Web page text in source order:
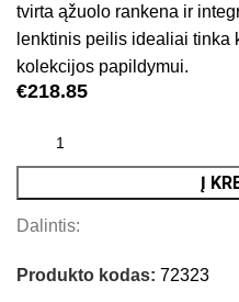
tvirta ąžuolo rankena ir
lenktinis peilis idealiai tinka
kolekcijos papildymui.
€218.85
Į
Dalintis:
Produkto kodas:72323